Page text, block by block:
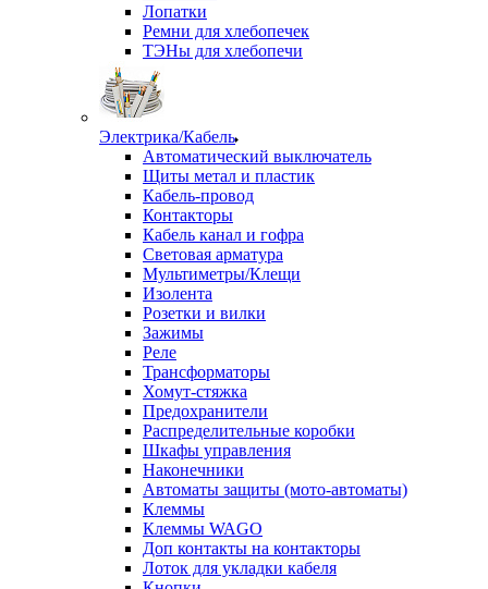
Лопатки
Ремни для хлебопечек
ТЭНы для хлебопечи
Электрика/Кабель
Автоматический выключатель
Щиты метал и пластик
Кабель-провод
Контакторы
Кабель канал и гофра
Световая арматура
Мультиметры/Клещи
Изолента
Розетки и вилки
Зажимы
Реле
Трансформаторы
Хомут-стяжка
Предохранители
Распределительные коробки
Шкафы управления
Наконечники
Автоматы защиты (мото-автоматы)
Клеммы
Клеммы WAGO
Доп контакты на контакторы
Лоток для укладки кабеля